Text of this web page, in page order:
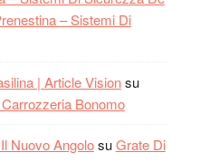
– Sistemi Di
| Article Visionsu
Bonomo
Nuovo AngolosuGrate Di